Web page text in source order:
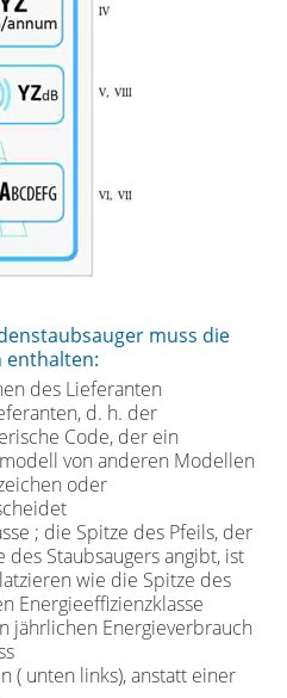
muss die
enthalten:
des Lieferanten
d. h. der
Code, der ein
von anderen Modellen
oder
; die Spitze des Pfeils, der
des Staubsaugers angibt, ist
wie die Spitze des
Energieeffizienzklasse
jährlichen Energieverbrauch
( unten links), anstatt einer